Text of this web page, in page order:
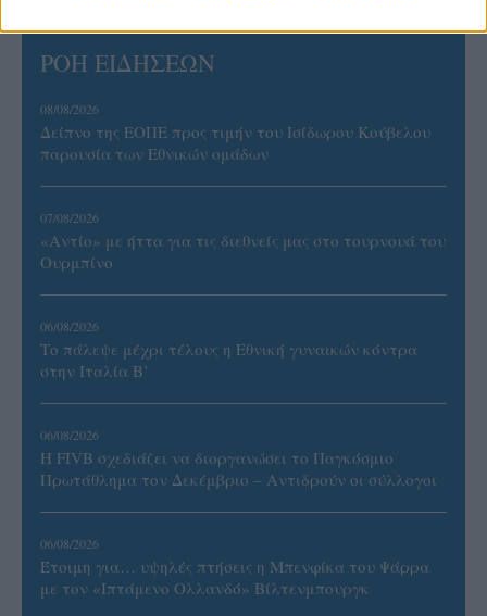
ΡΟΗ ΕΙΔΗΣΕΩΝ
08/08/2026
Δείπνο της ΕΟΠΕ προς τιμήν του Ισίδωρου Κούβελου
παρουσία των Εθνικών ομάδων
07/08/2026
«Αντίο» με ήττα για τις διεθνείς μας στο τουρνουά του
Ουρμπίνο
06/08/2026
Το πάλεψε μέχρι τέλους η Εθνική γυναικών κόντρα
στην Ιταλία Β’
06/08/2026
Η FIVB σχεδιάζει να διοργανώσει το Παγκόσμιο
Πρωτάθλημα τον Δεκέμβριο – Αντιδρούν οι σύλλογοι
06/08/2026
Έτοιμη για… υψηλές πτήσεις η Μπενφίκα του Ψάρρα
με τον «Ιπτάμενο Ολλανδό» Βίλτενμπουργκ